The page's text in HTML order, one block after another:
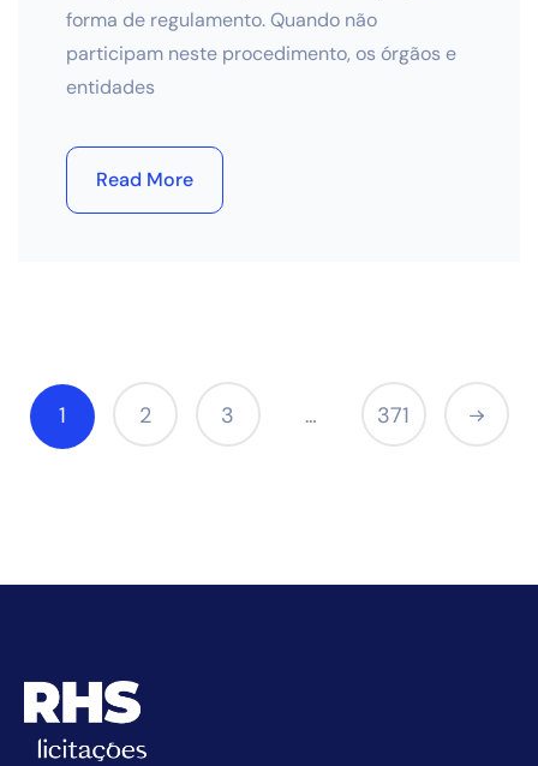
forma de regulamento. Quando não
participam neste procedimento, os órgãos e
entidades
Read More
1 2 3 … 371